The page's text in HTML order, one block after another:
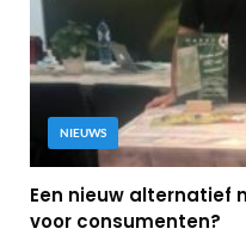
NIEUWS
Een nieuw alternatief
voor consumenten?